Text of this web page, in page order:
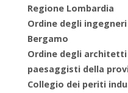
Regione Lombardia
Ordine degli
Bergamo
Ordine degli
paesaggisti della
Collegio dei periti